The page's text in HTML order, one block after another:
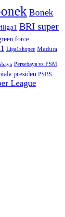
Bonek
BRI super
force
Liga1shopee Madura
Persebaya vs PSM
presiden PSBS
League